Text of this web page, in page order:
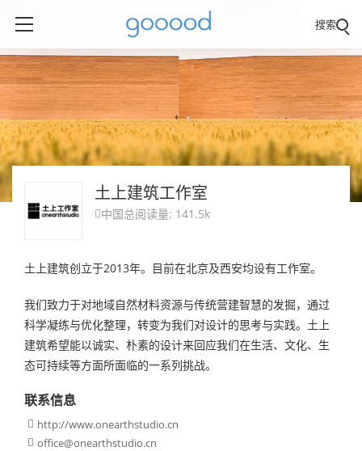
搜索
土上建筑工作室
 中国总阅读量: 141.5k
土上建筑创立于2013年。目前在北京及西安均设有工作室。
我们致力于对地域自然材料资源与传统营建智慧的发掘，通过
科学凝练与优化整理，转变为我们对设计的思考与实践。土上
建筑希望能以诚实、朴素的设计来回应我们在生活、文化、生
态可持续等方面所面临的一系列挑战。
联系信息
 http://www.onearthstudio.cn
 office@onearthstudio.cn